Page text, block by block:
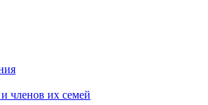
членов их семей